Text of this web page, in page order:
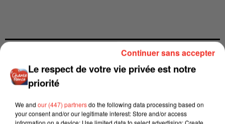
Le respect de votre vie privée est notre
priorité
We and our (447) partnersdo the following data processing based on
your consent and/or our legitimate interest: Store and/or access
information on a device; Use limited data to select advertising; Create
Continuer sans accepter